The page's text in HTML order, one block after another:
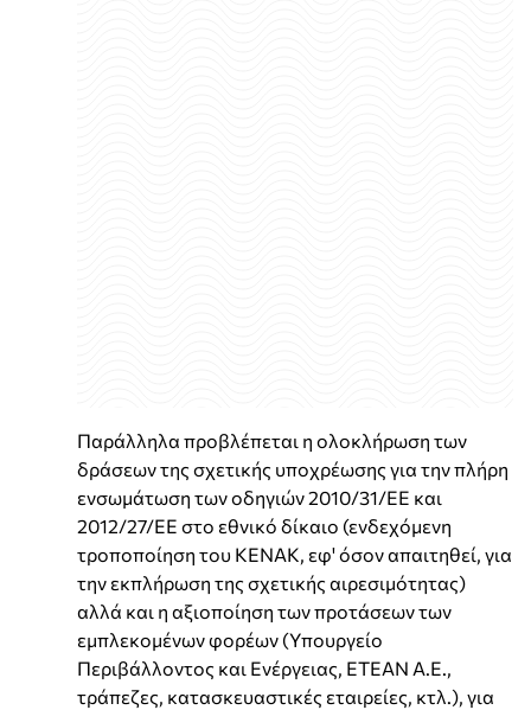
Παράλληλα προβλέπεται η ολοκλήρωση των
δράσεων της σχετικής υποχρέωσης για την πλήρη
ενσωμάτωση των οδηγιών 2010/31/EE και
2012/27/ΕΕ στο εθνικό δίκαιο (ενδεχόμενη
τροποποίηση του ΚΕΝΑΚ, εφ' όσον απαιτηθεί, για
την εκπλήρωση της σχετικής αιρεσιμότητας)
αλλά και η αξιοποίηση των προτάσεων των
εμπλεκομένων φορέων (Υπουργείο
Περιβάλλοντος και Ενέργειας, ΕΤΕΑΝ Α.Ε.,
τράπεζες, κατασκευαστικές εταιρείες, κτλ.), για